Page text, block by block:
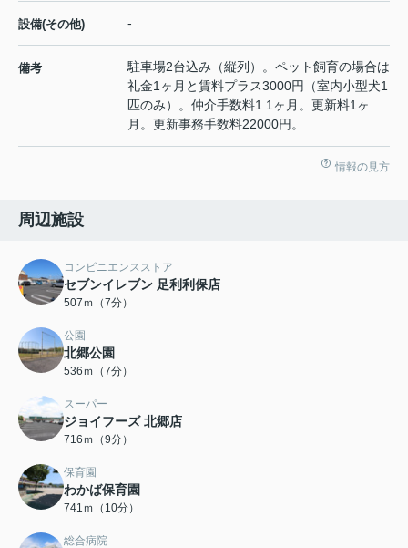
設備(その他) -
備考
駐車場2台込み（縦列）。ペット飼育の場合は
礼金1ヶ月と賃料プラス3000円（室内小型犬1
匹のみ）。仲介手数料1.1ヶ月。更新料1ヶ
月。更新事務手数料22000円。
情報の見方
周辺施設
コンビニエンスストア
セブンイレブン 足利利保店
507ｍ（7分）
公園
北郷公園
536ｍ（7分）
スーパー
ジョイフーズ 北郷店
716ｍ（9分）
保育園
わかば保育園
741ｍ（10分）
総合病院